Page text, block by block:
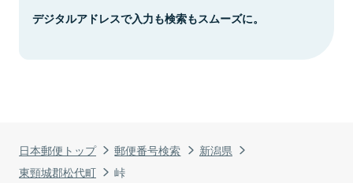
日本郵便トップ 郵便番号検索
新潟県
東頸城郡松代町
峠
デジタルアドレスで入力も検索もスムーズに。